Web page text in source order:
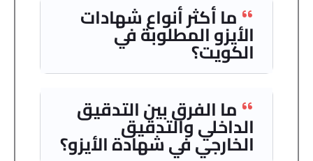
ما أكثر أنواع شهادات
الأيزو المطلوبة في
الكويت؟
ما الفرق بين التدقيق
الداخلي والتدقيق
الخارجي في شهادة الأيزو؟